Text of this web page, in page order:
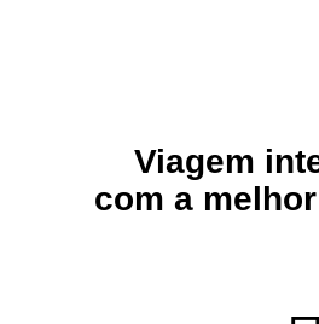
Viagem
com a